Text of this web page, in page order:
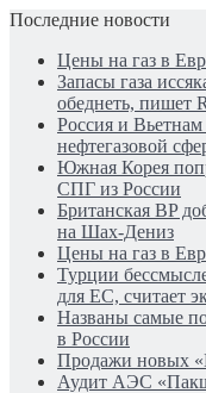
Последние новости
Цены на газ в
Запасы газа
обеднеть, пишет
Россия и Вьетнам
нефтегазовой
Южная Корея
СПГ из России
Британская BP
на Шах-Дениз
Цены на газ в
Турции
для ЕС, считает
Названы самые
в России
Продажи новых
Аудит АЭС